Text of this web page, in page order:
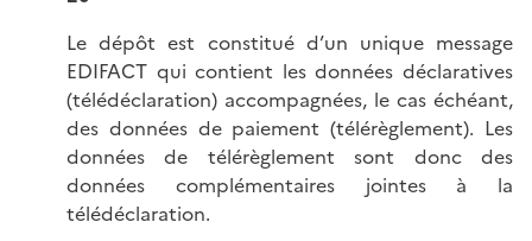
Le dépôt est constitué d’un unique message
EDIFACT qui contient les données déclaratives
(télédéclaration) accompagnées, le cas échéant,
des données de paiement (télérèglement). Les
données de télérèglement sont donc des
données complémentaires jointes à la
télédéclaration.